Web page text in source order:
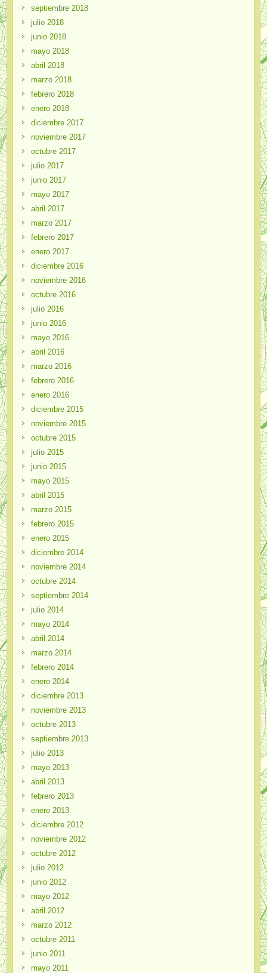
septiembre 2018
julio 2018
junio 2018
mayo 2018
abril 2018
marzo 2018
febrero 2018
enero 2018
diciembre 2017
noviembre 2017
octubre 2017
julio 2017
junio 2017
mayo 2017
abril 2017
marzo 2017
febrero 2017
enero 2017
diciembre 2016
noviembre 2016
octubre 2016
julio 2016
junio 2016
mayo 2016
abril 2016
marzo 2016
febrero 2016
enero 2016
diciembre 2015
noviembre 2015
octubre 2015
julio 2015
junio 2015
mayo 2015
abril 2015
marzo 2015
febrero 2015
enero 2015
diciembre 2014
noviembre 2014
octubre 2014
septiembre 2014
julio 2014
mayo 2014
abril 2014
marzo 2014
febrero 2014
enero 2014
diciembre 2013
noviembre 2013
octubre 2013
septiembre 2013
julio 2013
mayo 2013
abril 2013
febrero 2013
enero 2013
diciembre 2012
noviembre 2012
octubre 2012
julio 2012
junio 2012
mayo 2012
abril 2012
marzo 2012
octubre 2011
junio 2011
mayo 2011